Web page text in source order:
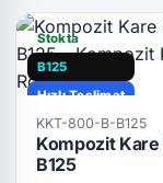
Stokta
B125
Hızlı Teslimat
KKT-800-B-B125
Kompozit Kare
B125